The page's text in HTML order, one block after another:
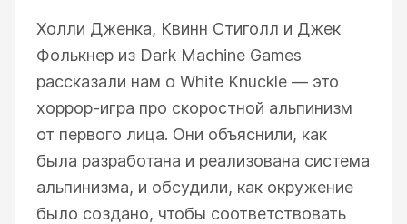
Холли Дженка, Квинн Стиголл и Джек
Фолькнер из Dark Machine Games
рассказали нам о White Knuckle — это
хоррор-игра про скоростной альпинизм
от первого лица. Они объяснили, как
была разработана и реализована система
альпинизма, и обсудили, как окружение
было создано, чтобы соответствовать